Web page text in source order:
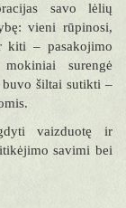
savo lėlių
vieni rūpinosi,
kiti – pasakojimo
surengė
buvo šiltai sutikti –
vaizduotę ir
savimi bei